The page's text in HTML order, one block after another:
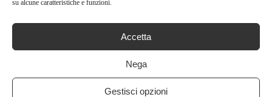
su alcune caratteristiche e funzioni.
Accetta
Nega
Gestisci opzioni
CANCELLI PER BAMBINI PORTA
CORRIMANO BRACCIOLO ...